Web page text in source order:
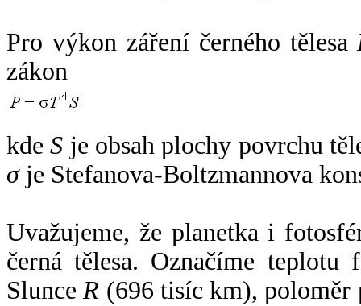
Pro výkon záření černého tělesa
zákon
kdeS je obsah plochy povrchu
σje Stefanova-Boltzmannova
Uvažujeme, že planetka i
černá tělesa. Označíme
SlunceR (696 tisíc km),